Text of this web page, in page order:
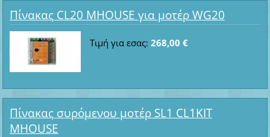
Πίνακας CL20 MHOUSE για μοτέρ WG20
Τιμή για εσας: 268,00 €
Πίνακας συρόμενου μοτέρ SL1 CL1KIT
MHOUSE